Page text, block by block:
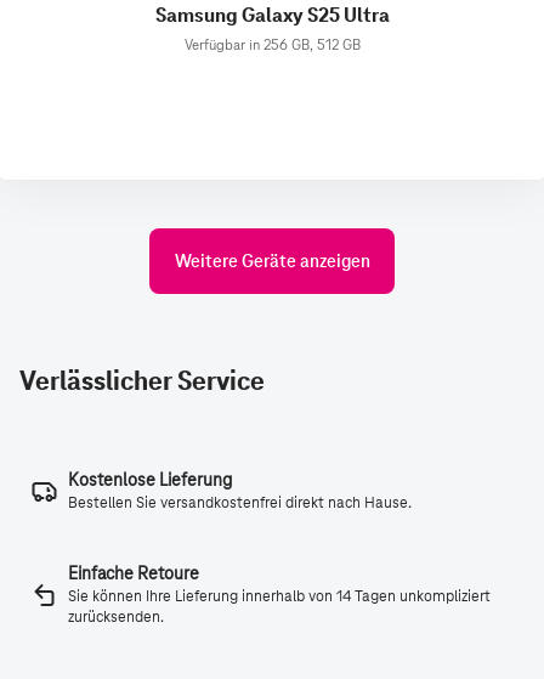
Samsung Galaxy S25 Ultra
Verfügbar in 256 GB, 512 GB
Weitere Geräte anzeigen
Verlässlicher Service
Kostenlose Lieferung
Bestellen Sie versandkostenfrei direkt nach Hause.
Einfache Retoure
Sie können Ihre Lieferung innerhalb von 14 Tagen unkompliziert
zurücksenden.